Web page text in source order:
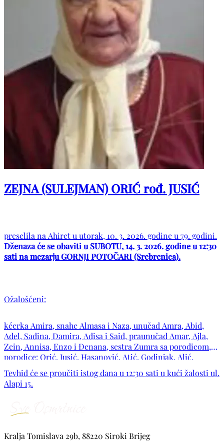
ZEJNA (SULEJMAN) ORIĆ rođ. JUSIĆ
preselila na Ahiret u utorak, 10. 3. 2026. godine u 79. godini.
Dženaza će se obaviti u SUBOTU, 14. 3. 2026. godine u 12:30
sati na mezarju GORNJI POTOČARI (Srebrenica).
Ožalošćeni:
kćerka Amira, snahe Almasa i Naza, unučad Amra, Abid,
Adel, Sadina, Damira, Adisa i Said, praunučad Amar, Ajla,
Zein, Annisa, Enzo i Đenana, sestra Zumra sa porodicom,
porodice: Orić, Jusić, Hasanović, Atić, Godinjak, Alić,
Duraković, Salkić, Mehić, Kadrić, Šehić, Avdić, Mršo,
Džananović, Beganović, Hamzić, Martinović, Omerbašić,
Alajbegović, Jahić te ostala mnogobrojna rodbina, komšije i
Tevhid će se proučiti istog dana u 12:30 sati u kući žalosti ul.
Alapi 15.
Kralja Tomislava 29b, 88220 Siroki Brijeg